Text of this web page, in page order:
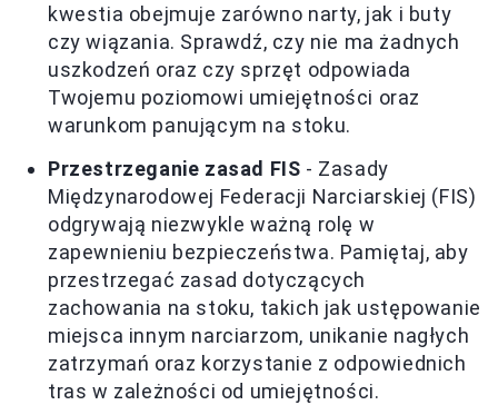
kwestia obejmuje zarówno narty, jak i buty
czy wiązania. Sprawdź, czy nie ma żadnych
uszkodzeń oraz czy sprzęt odpowiada
Twojemu poziomowi umiejętności oraz
warunkom panującym na stoku.
Przestrzeganie zasad FIS - Zasady
Międzynarodowej Federacji Narciarskiej (FIS)
odgrywają niezwykle ważną rolę w
zapewnieniu bezpieczeństwa. Pamiętaj, aby
przestrzegać zasad dotyczących
zachowania na stoku, takich jak ustępowanie
miejsca innym narciarzom, unikanie nagłych
zatrzymań oraz korzystanie z odpowiednich
tras w zależności od umiejętności.